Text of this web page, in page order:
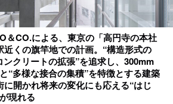
＆CO.による、東京の「高円寺の本社
近くの旗竿地での計画。“構造形式の
ンクリートの拡張”を追求し、300mm
“多様な接合の集積”を特徴とする建築
に開かれ将来の変化にも応える“はじ
現れる